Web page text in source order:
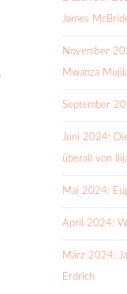
James
November
Mwanza
September
Juni 2024:
überall von
Mai 2024:
April 2024:
März 2024:
Erdrich